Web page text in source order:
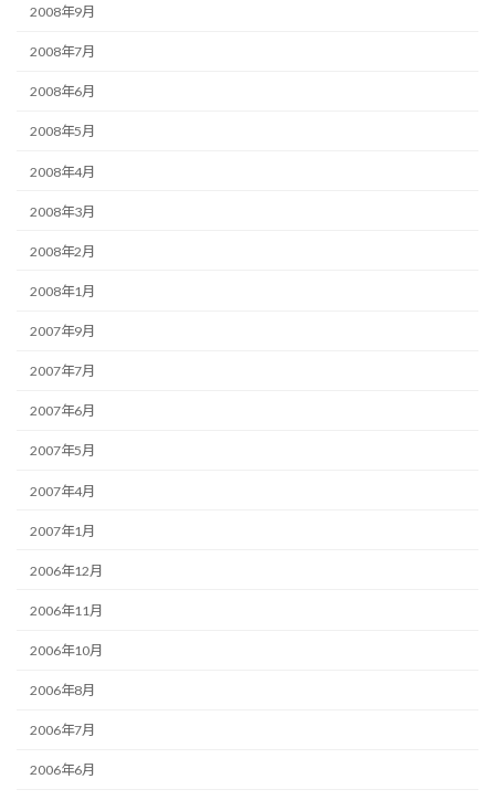
2008年9月
2008年7月
2008年6月
2008年5月
2008年4月
2008年3月
2008年2月
2008年1月
2007年9月
2007年7月
2007年6月
2007年5月
2007年4月
2007年1月
2006年12月
2006年11月
2006年10月
2006年8月
2006年7月
2006年6月